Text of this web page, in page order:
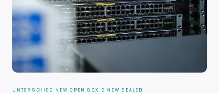
UNTERSCHIED NEW OPEN BOX & NEW SEALED